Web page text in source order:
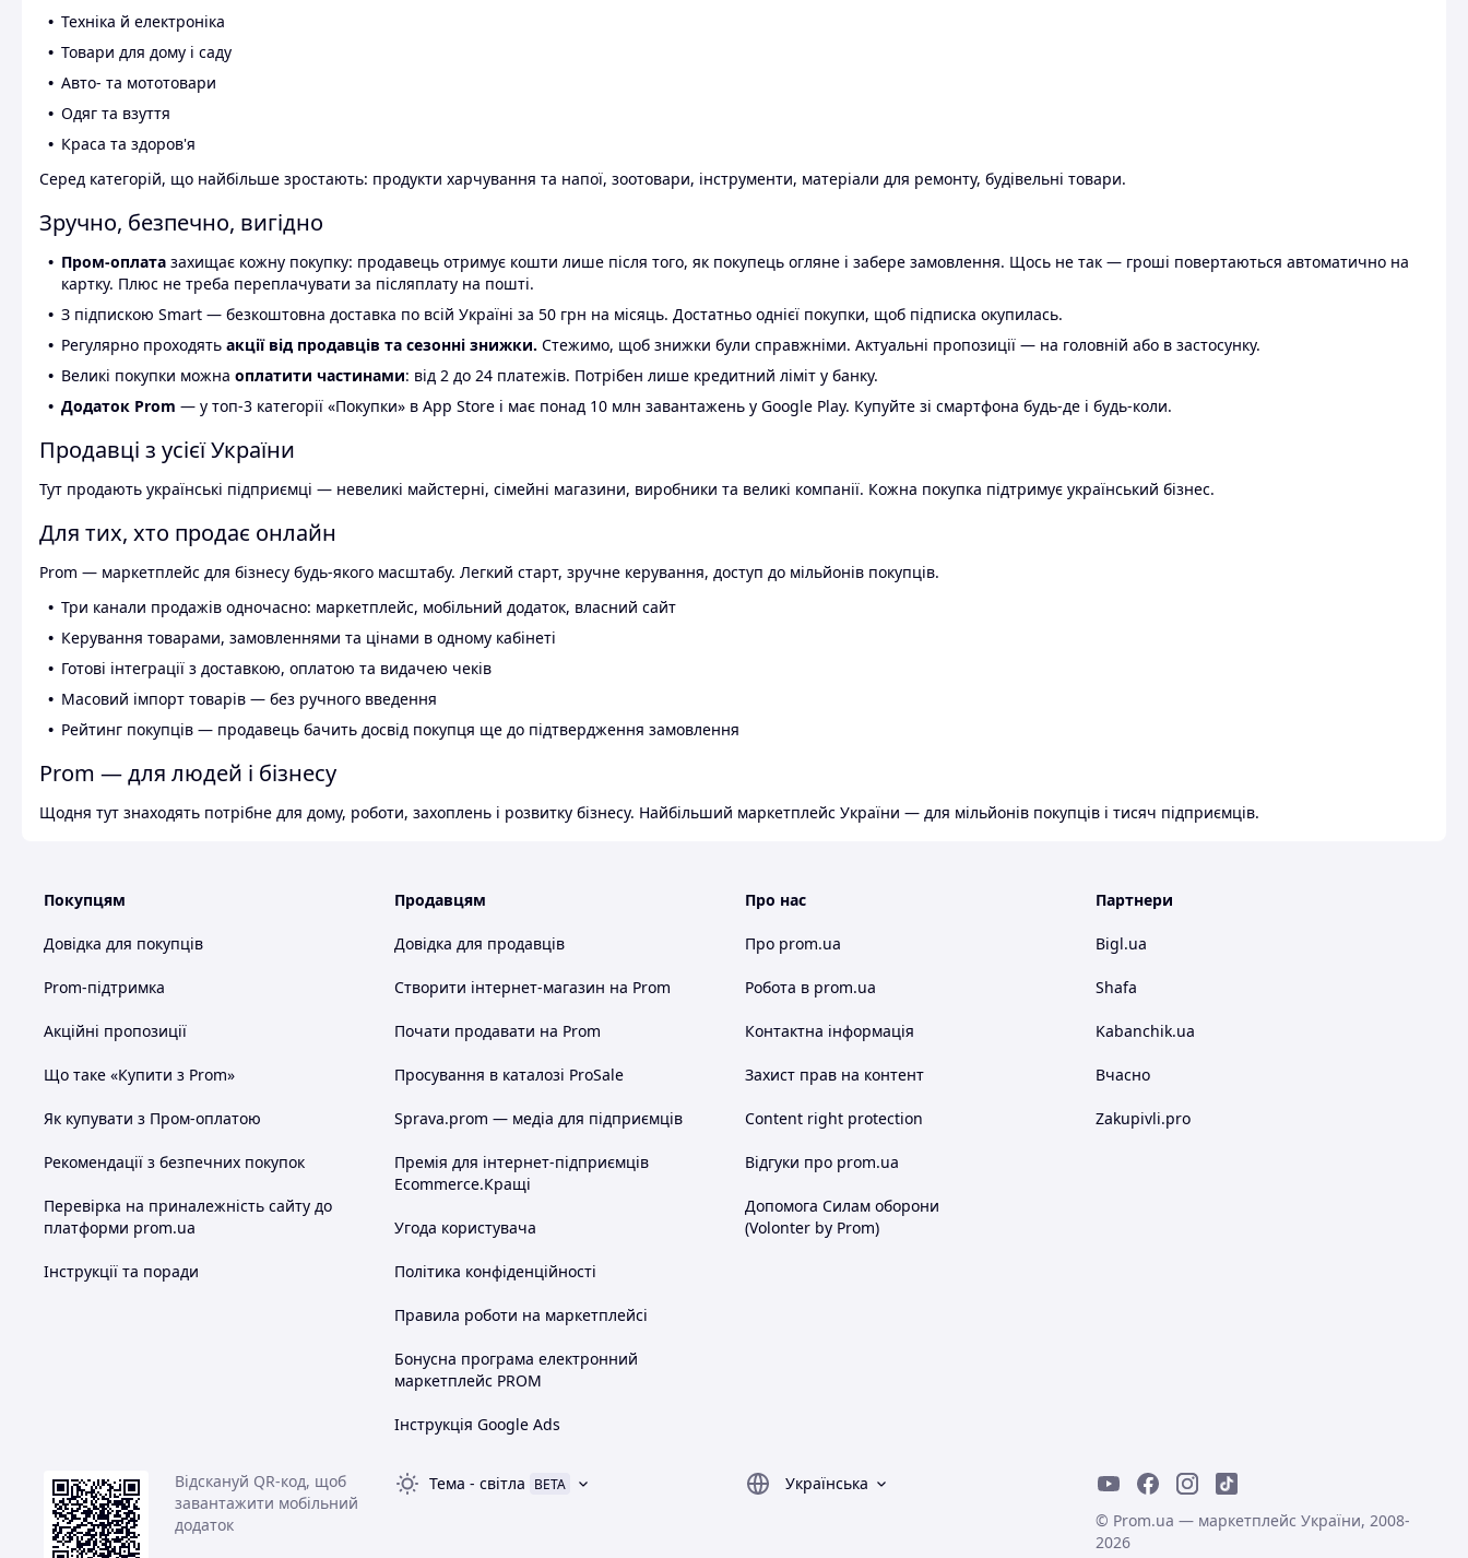
Техніка й електроніка
Товари для дому і саду
Авто- та мототовари
Одяг та взуття
Краса та здоров'я
Серед категорій, що найбільше зростають: продукти харчування та напої, зоотовари, інструменти, матеріали для ремонту, будівельні товари.
Зручно, безпечно, вигідно
Пром-оплата захищає кожну покупку: продавець отримує кошти лише після того, як покупець огляне і забере замовлення. Щось не так — гроші повертаються автоматично на
картку. Плюс не треба переплачувати за післяплату на пошті.
З підпискою Smart — безкоштовна доставка по всій Україні за 50 грн на місяць. Достатньо однієї покупки, щоб підписка окупилась.
Регулярно проходять акції від продавців та сезонні знижки. Стежимо, щоб знижки були справжніми. Актуальні пропозиції — на головній або в застосунку.
Великі покупки можна оплатити частинами: від 2 до 24 платежів. Потрібен лише кредитний ліміт у банку.
Додаток Prom — у топ-3 категорії «Покупки» в App Store і має понад 10 млн завантажень у Google Play. Купуйте зі смартфона будь-де і будь-коли.
Продавці з усієї України
Тут продають українські підприємці — невеликі майстерні, сімейні магазини, виробники та великі компанії. Кожна покупка підтримує український бізнес.
Для тих, хто продає онлайн
Prom — маркетплейс для бізнесу будь-якого масштабу. Легкий старт, зручне керування, доступ до мільйонів покупців.
Три канали продажів одночасно: маркетплейс, мобільний додаток, власний сайт
Керування товарами, замовленнями та цінами в одному кабінеті
Готові інтеграції з доставкою, оплатою та видачею чеків
Масовий імпорт товарів — без ручного введення
Рейтинг покупців — продавець бачить досвід покупця ще до підтвердження замовлення
Prom — для людей і бізнесу
Щодня тут знаходять потрібне для дому, роботи, захоплень і розвитку бізнесу. Найбільший маркетплейс України — для мільйонів покупців і тисяч підприємців.
Покупцям
Довідка для покупців
Prom-підтримка
Акційні пропозиції
Що таке «Купити з Prom»
Як купувати з Пром-оплатою
Рекомендації з безпечних покупок
Перевірка на приналежність сайту до
платформи prom.ua
Інструкції та поради
Продавцям
Довідка для продавців
Створити інтернет-магазин на Prom
Почати продавати на Prom
Просування в каталозі ProSale
Sprava.prom — медіа для підприємців
Премія для інтернет-підприємців
Ecommerce.Кращі
Угода користувача
Політика конфіденційності
Правила роботи на маркетплейсі
Бонусна програма електронний
маркетплейс PROM
Інструкція Google Ads
Про нас
Про prom.ua
Робота в prom.ua
Контактна інформація
Захист прав на контент
Content right protection
Відгуки про prom.ua
Допомога Силам оборони
(Volonter by Prom)
Партнери
Bigl.ua
Shafa
Kabanchik.ua
Вчасно
Zakupivli.pro
Відскануй QR-код, щоб
завантажити мобільний
додаток
Тема - світла BETA
Українська
© Prom.ua — маркетплейс України, 2008-
2026